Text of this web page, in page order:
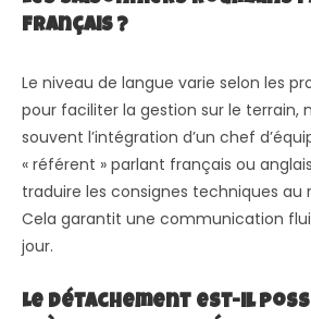
français ?
Le niveau de langue varie selon les
pour faciliter la gestion sur le terrain,
souvent l’intégration d’un chef
« référent » parlant français ou
traduire les consignes techniques au
Cela garantit une communication
jour.
Le détachement est-il